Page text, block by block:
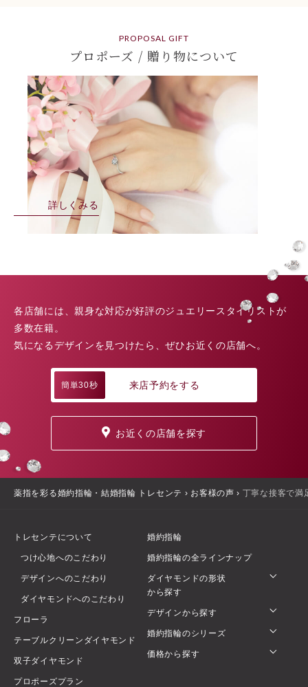
PROPOSAL GIFT
プロポーズ / 贈り物について
詳しくみる
各店舗には、親身な対応が好評のジュエリースタイリストが
多数在籍。
気になるデザインを見つけたら、ぜひお近くの店舗へ。
簡単30秒 来店予約をする
お近くの店舗を探す
薬指を彩る婚約指輪・結婚指輪 トレセンテ › お客様の声 › 丁寧な接客で満
トレセンテについて
つけ心地へのこだわり
デザインへのこだわり
ダイヤモンドへのこだわり
フローラ
テーブルクリーンダイヤモンド
双子ダイヤモンド
プロポーズプラン
婚約指輪
婚約指輪の全ラインナップ
ダイヤモンドの形状
から探す
デザインから探す
婚約指輪のシリーズ
価格から探す